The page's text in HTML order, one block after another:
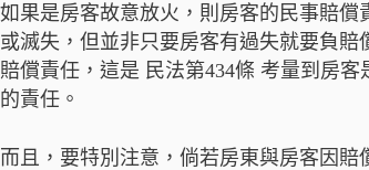
如果是房客故意放火，則房客的民事賠
或滅失，但並非只要房客有過失就要負
賠償責任，這是 民法第434條 考量到房
的責任。
而且，要特別注意，倘若房東與房客因